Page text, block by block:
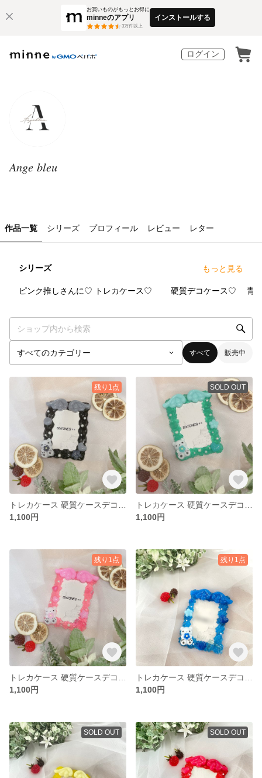
お買いものがもっとお得に
minneのアプリ
3万件以上
インストールする
ログイン
𝐴𝑛𝑔𝑒 𝑏𝑙𝑒𝑢
作品一覧 シリーズ プロフィール レビュー レター
シリーズ もっと見る
ピンク推しさんに♡ トレカケース♡ 硬質デコケース♡ 青
すべて 販売中
残り1点
1,100円
SOLD OUT
1,100円
残り1点
1,100円
残り1点
1,100円
SOLD OUT SOLD OUT